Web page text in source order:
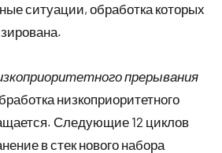
ситуации, обработка которых
прерывания
низкоприоритетного
Следующие 12 циклов
в стек нового набора